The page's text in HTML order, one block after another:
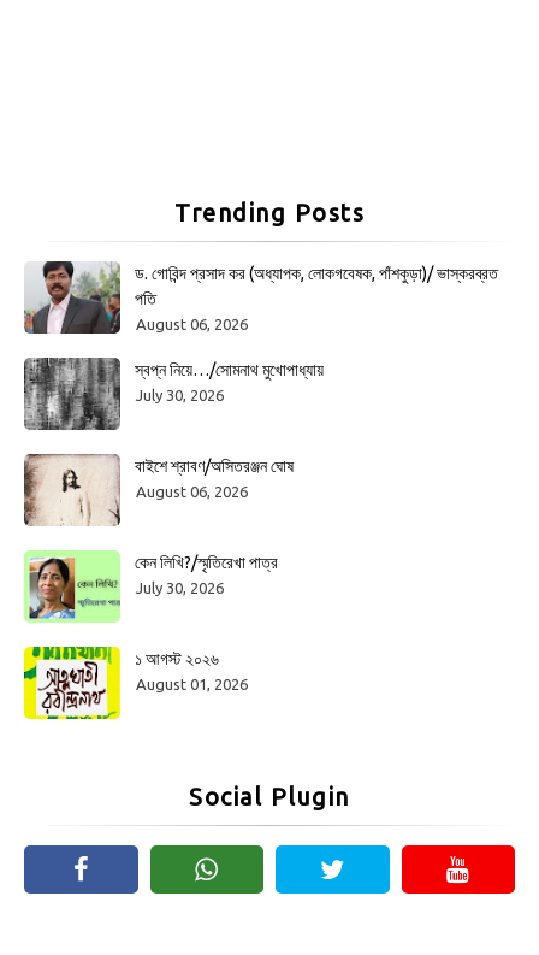
Trending Posts
ড. গোবিন্দ প্রসাদ কর (অধ্যাপক, লোকগবেষক, পাঁশকুড়া)/ ভাস্করব্রত
পতি
August 06, 2026
স্বপ্ন নিয়ে…/সোমনাথ মুখোপাধ্যায়
July 30, 2026
বাইশে শ্রাবণ/অসিতরঞ্জন ঘোষ
August 06, 2026
কেন লিখি?/স্মৃতিরেখা পাত্র
July 30, 2026
১ আগস্ট ২০২৬
August 01, 2026
Social Plugin